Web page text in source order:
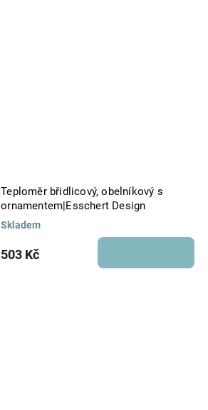
Teploměr břidlicový, obelníkový s
ornamentem|Esschert Design
Skladem
503 Kč